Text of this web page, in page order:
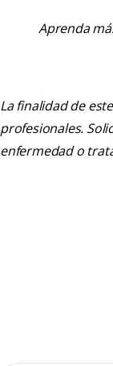
Aprenda
La finalidad de
profesionales.
enfermedad o